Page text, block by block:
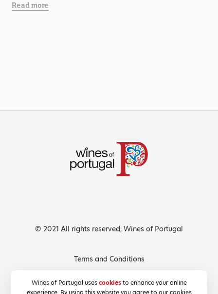
Read more
Wines of Portugal usescookiesto enhance your online
experience. By using this website you agree to our cookies
© 2021 All rights reserved, Wines of Portugal
Terms and Conditions